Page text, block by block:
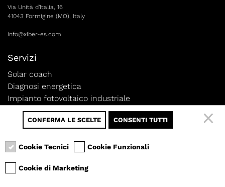
Via Unità d'Italia, 16
41043 Formigine (MO), Italy
info@xiber-es.com
Servizi
Solar coach
Diagnosi energetica
Impianto fotovoltaico industriale
Finanziamenti e agevolazioni
Chi Siamo
Condizioni generali di acquisto
CONFERMA LE SCELTE CONSENTI TUTTI
Cookie Tecnici Cookie Funzionali
Cookie di Marketing